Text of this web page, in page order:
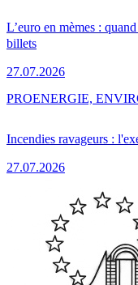
L’euro en mèmes :
billets
27.07.2026
Incendies ravageurs :
27.07.2026
PROENERGIE,